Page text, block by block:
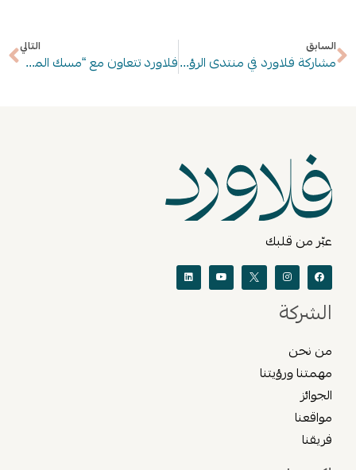
السابق
مشاركة فلاورد في منتدى الرؤساء التنفيذيين
التالي
فلاورد تتعاون مع “مسك المهارات”
عبّر من قلبك
الشركة
من نحن
مهمتنا ورؤيتنا
الجوائز
مواقعنا
فريقنا